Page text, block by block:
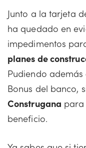
Junto a la tarjeta
ha quedado en
impedimentos
planes de
Pudiendo
Bonus del banco,
Construgana para
beneficio.